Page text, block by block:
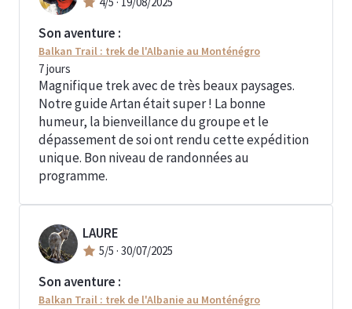
Son aventure :
Balkan Trail : trek de l'Albanie au Monténégro
7jours
Magnifique trek avec de très beaux paysages.
Notre guide Artan était super ! La bonne
humeur, la bienveillance du groupe et le
dépassement de soi ont rendu cette expédition
unique. Bon niveau de randonnées au
programme.
LAURE
5/5 · 30/07/2025
Son aventure :
Balkan Trail : trek de l'Albanie au Monténégro